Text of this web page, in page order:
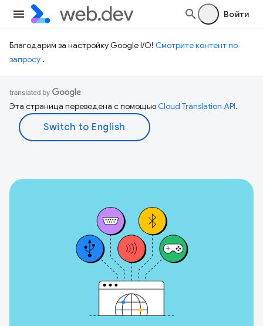
Войти
Благодарим за настройку Google I/O! Смотрите контент по
запросу .
Эта страница переведена с помощьюCloud Translation API.